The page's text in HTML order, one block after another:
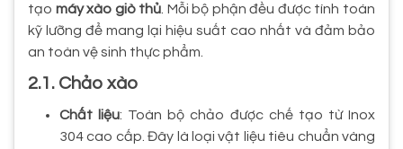
tạo máy xào giò thủ . Mỗi bộ phận đều được tính toán
kỹ lưỡng để mang lại hiệu suất cao nhất và đảm bảo
an toàn vệ sinh thực phẩm.
2.1. Chảo xào
Chất liệu: Toàn bộ chảo được chế tạo từ Inox
304 cao cấp. Đây là loại vật liệu tiêu chuẩn vàng